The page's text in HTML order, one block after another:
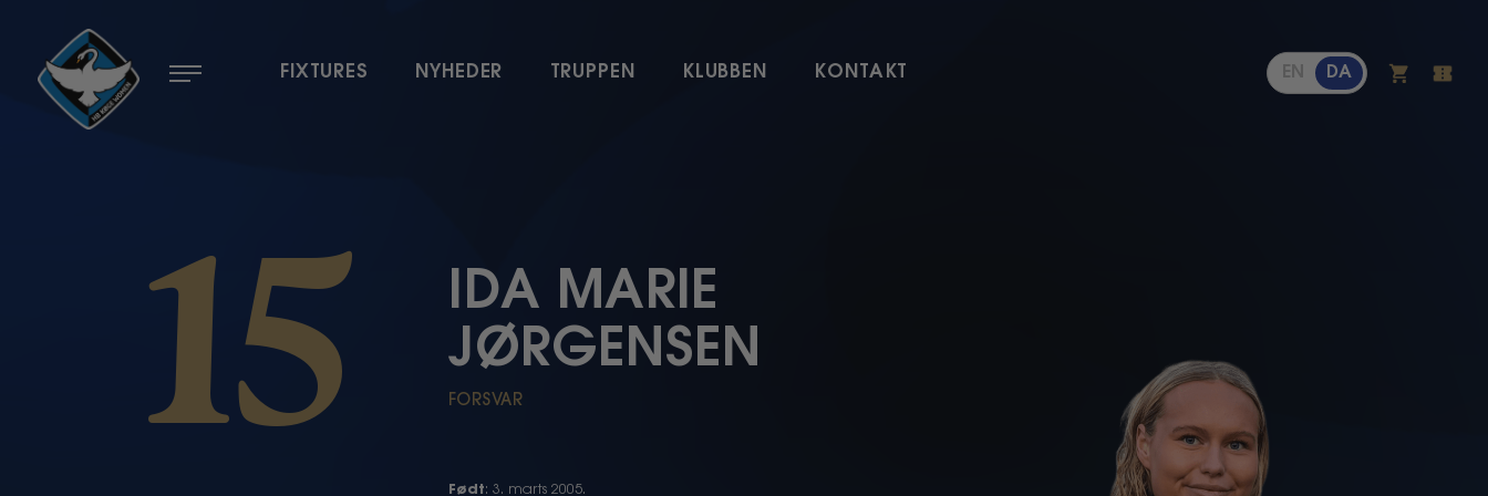
FIXTURES
NYHEDER TRUPPEN KLUBBEN KONTAKT DA
EN
15
IDA MARIE
JØRGENSEN
FORSVAR
Født: 3. marts 2005.